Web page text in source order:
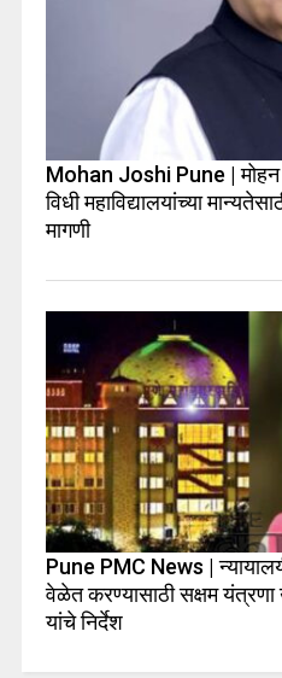
Mohan Joshi Pune | मोहन
विधी महाविद्यालयांच्या
मागणी
Pune PMC News |
वेळेत करण्यासाठी सक्षम यंत्रणा
यांचे निर्देश